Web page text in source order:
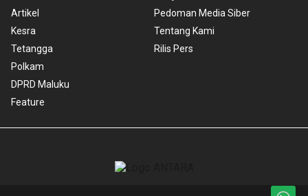
Artikel
Kesra
Tetangga
Polkam
DPRD Maluku
Feature
Pedoman Media Siber
Tentang Kami
Rilis Pers